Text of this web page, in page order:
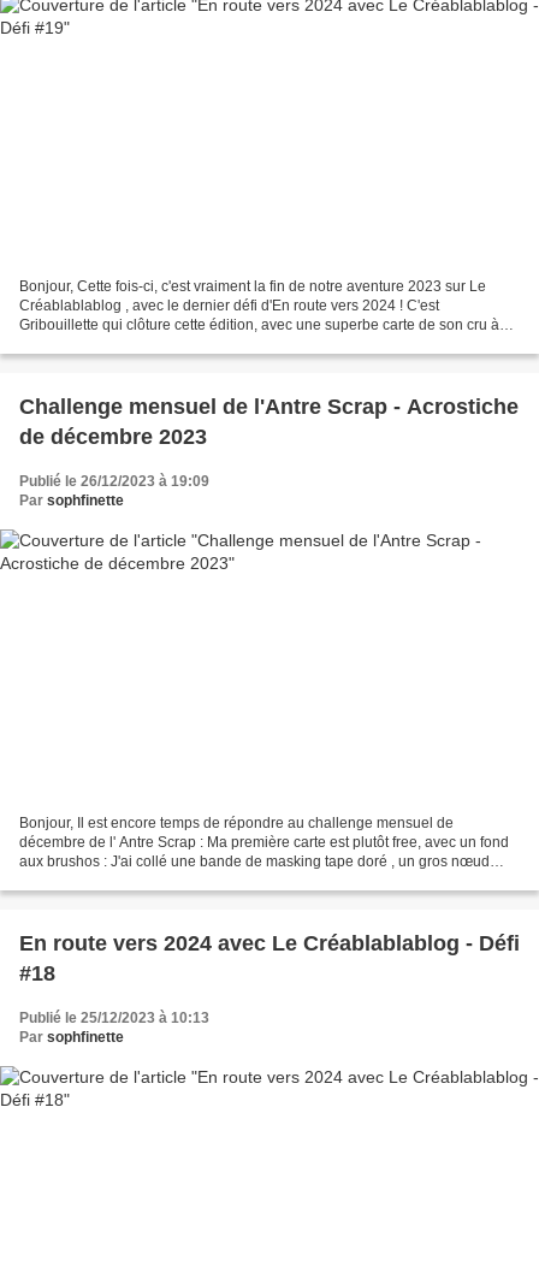
Bonjour, Cette fois-ci, c'est vraiment la fin de notre aventure 2023 sur Le
Créablablablog , avec le dernier défi d'En route vers 2024 ! C'est
Gribouillette qui clôture cette édition, avec une superbe carte de son cru à
Challenge mensuel de l'Antre Scrap - Acrostiche
de décembre 2023
Publié le 26/12/2023 à 19:09
Par sophfinette
Bonjour, Il est encore temps de répondre au challenge mensuel de
décembre de l' Antre Scrap : Ma première carte est plutôt free, avec un fond
aux brushos : J'ai collé une bande de masking tape doré , un gros nœud
En route vers 2024 avec Le Créablablablog - Défi
#18
Publié le 25/12/2023 à 10:13
Par sophfinette